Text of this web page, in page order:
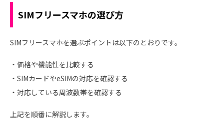
SIMフリースマホの選び方
SIMフリースマホを選ぶポイントは以下のとおりです。
・価格や機能性を比較する
・SIMカードやeSIMの対応を確認する
・対応している周波数帯を確認する
上記を順番に解説します。